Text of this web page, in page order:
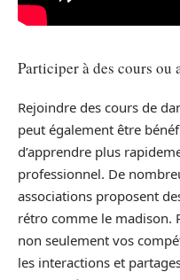
Participer à des cours ou
Rejoindre des cours de
peut également être
d’apprendre plus
professionnel. De
associations proposent
rétro comme le madison.
non seulement vos
les interactions et